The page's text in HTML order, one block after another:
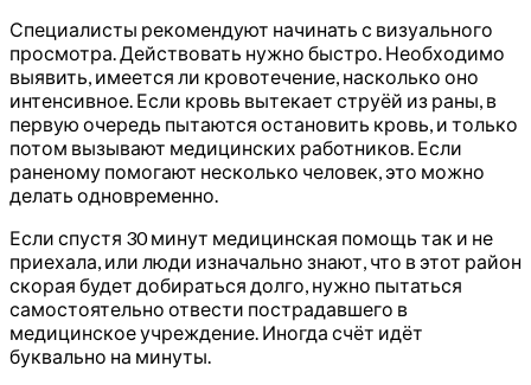
Специалисты рекомендуют начинать с визуального
просмотра. Действовать нужно быстро. Необходимо
выявить, имеется ли кровотечение, насколько оно
интенсивное. Если кровь вытекает струёй из раны, в
первую очередь пытаются остановить кровь, и только
потом вызывают медицинских работников. Если
раненому помогают несколько человек, это можно
делать одновременно.
Если спустя 30 минут медицинская помощь так и не
приехала, или люди изначально знают, что в этот район
скорая будет добираться долго, нужно пытаться
самостоятельно отвести пострадавшего в
медицинское учреждение. Иногда счёт идёт
буквально на минуты.